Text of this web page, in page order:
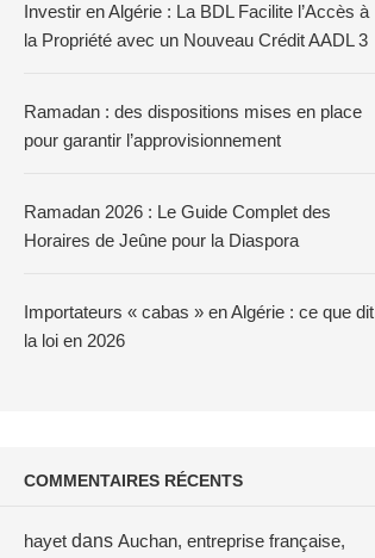
Investir en Algérie : La BDL Facilite l’Accès à
la Propriété avec un Nouveau Crédit AADL 3
Ramadan : des dispositions mises en place
pour garantir l’approvisionnement
Ramadan 2026 : Le Guide Complet des
Horaires de Jeûne pour la Diaspora
Importateurs « cabas » en Algérie : ce que dit
la loi en 2026
COMMENTAIRES RÉCENTS
hayet dansAuchan, entreprise française,